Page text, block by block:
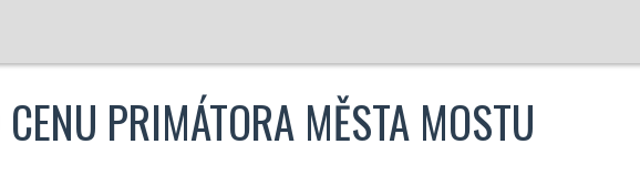
PRIMÁTORA MĚSTA MOSTU